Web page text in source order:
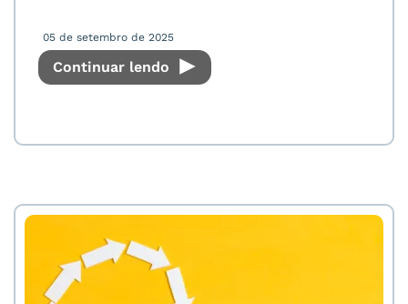
05 de setembro de 2025
Continuar lendo